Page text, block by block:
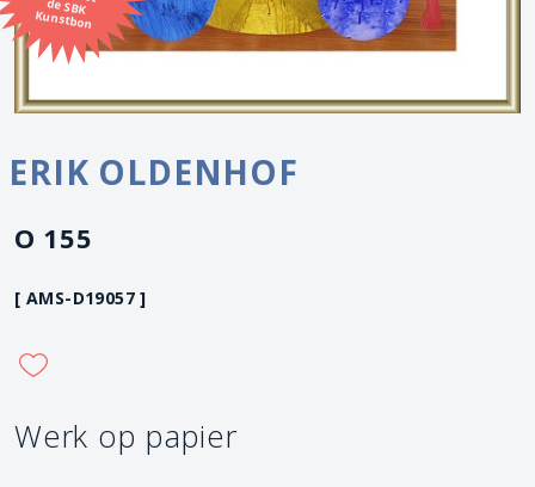
Kunstbon
ERIK OLDENHOF
O 155
[ AMS-D19057 ]
Werk op papier